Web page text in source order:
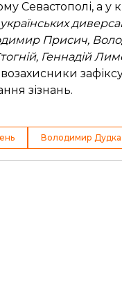
Севастополі, а у
Присич,
Геннадій
зізнань.
Володимир Дудка